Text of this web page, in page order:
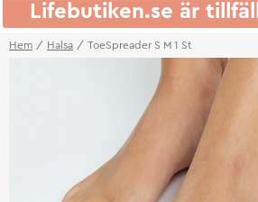
Lifebutiken.se är
Hem Halsa ToeSpreader S M 1 St